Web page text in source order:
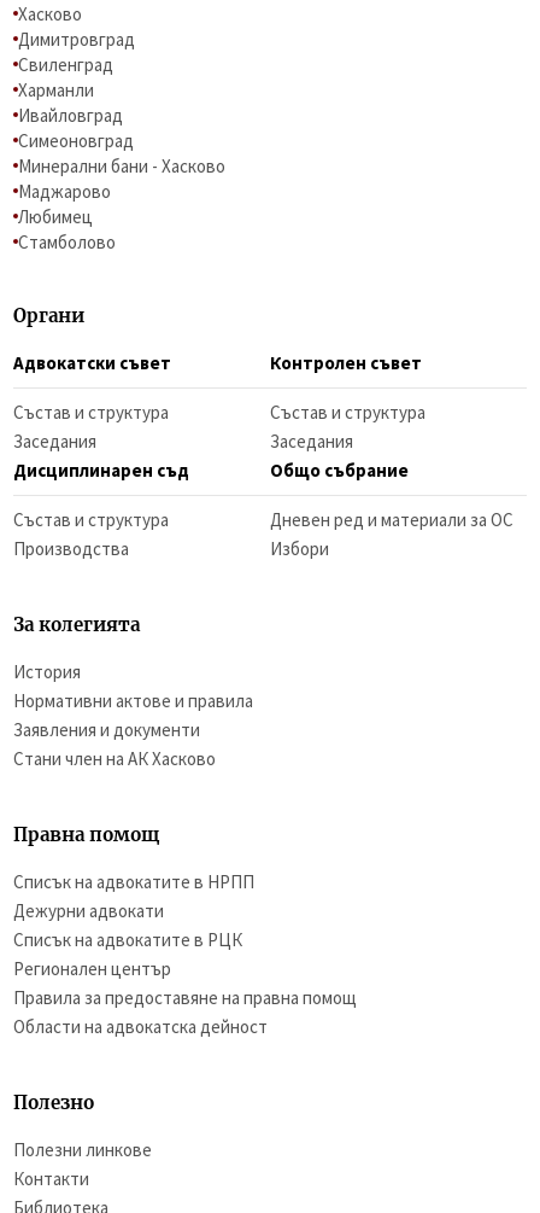
Хасково
Димитровград
Свиленград
Харманли
Ивайловград
Симеоновград
Минерални бани - Хасково
Маджарово
Любимец
Стамболово
Органи
Адвокатски съвет
Състав и структура
Заседания
Контролен съвет
Състав и структура
Заседания
Дисциплинарен съд
Състав и структура
Производства
Общо събрание
Дневен ред и материали за ОС
Избори
За колегията
История
Нормативни актове и правила
Заявления и документи
Стани член на АК Хасково
Правна помощ
Списък на адвокатите в НРПП
Дежурни адвокати
Списък на адвокатите в РЦК
Регионален център
Правила за предоставяне на правна помощ
Области на адвокатска дейност
Полезно
Полезни линкове
Контакти
Библиотека